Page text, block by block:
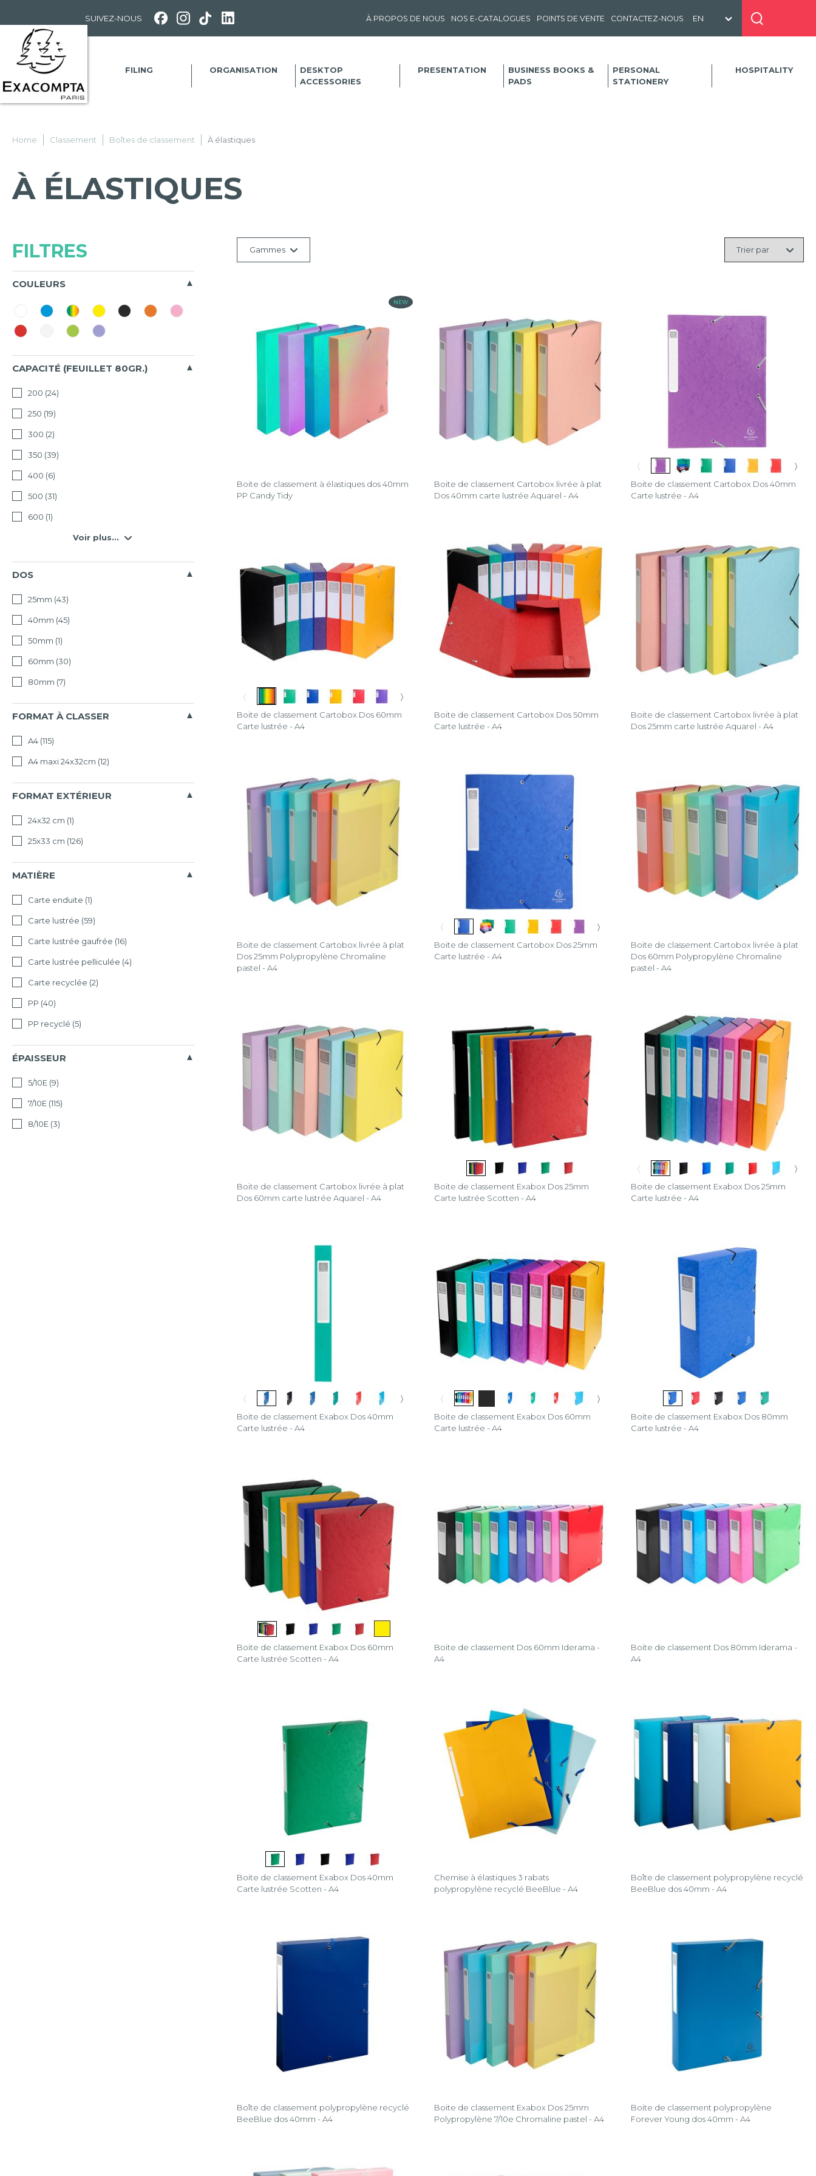
SUIVEZ-NOUS À PROPOS DE NOUS NOS E-CATALOGUES POINTS DE VENTE CONTACTEZ-NOUS
FILING ORGANISATION
DESKTOP
ACCESSORIES
PRESENTATION
BUSINESS BOOKS &
PADS
PERSONAL
STATIONERY
HOSPITALITY
Home Classement Boîtes de classement À élastiques
À ÉLASTIQUES
FILTRES
COULEURS
CAPACITÉ (FEUILLET 80GR.)
200 (24)
250 (19)
300 (2)
350 (39)
400 (6)
500 (31)
600 (1)
Voir plus...
DOS
25mm (43)
40mm (45)
50mm (1)
60mm (30)
80mm (7)
FORMAT À CLASSER
A4 (115)
A4 maxi 24x32cm (12)
FORMAT EXTÉRIEUR
24x32 cm (1)
25x33 cm (126)
MATIÈRE
Carte enduite (1)
Carte lustrée (59)
Carte lustrée gaufrée (16)
Carte lustrée pelliculée (4)
Carte recyclée (2)
PP (40)
PP recyclé (5)
ÉPAISSEUR
5/10E (9)
7/10E (115)
8/10E (3)
Gammes
AutentiK
lustrée
Pastel
Iderama®
Iderama®
PP
Kreacover®
Kréacover
Linicolor®
NeoDeco
Co
Scotten
Teksto
Effacer
sélection
NEW
Boite de classement à élastiques dos 40mm
PP Candy Tidy
Boite de classement Cartobox livrée à plat
Dos 40mm carte lustrée Aquarel - A4
〈
〉
Boite de classement Cartobox Dos 40mm
Carte lustrée - A4
〈
〉
Boite de classement Cartobox Dos 60mm
Carte lustrée - A4
Boite de classement Cartobox Dos 50mm
Carte lustrée - A4
Boite de classement Cartobox livrée à plat
Dos 25mm carte lustrée Aquarel - A4
Boite de classement Cartobox livrée à plat
Dos 25mm Polypropylène Chromaline
pastel - A4
〈
〉
Boite de classement Cartobox Dos 25mm
Carte lustrée - A4
Boite de classement Cartobox livrée à plat
Dos 60mm Polypropylène Chromaline
pastel - A4
Boite de classement Cartobox livrée à plat
Dos 60mm carte lustrée Aquarel - A4
Boite de classement Exabox Dos 25mm
Carte lustrée Scotten - A4
〈
〉
Boite de classement Exabox Dos 25mm
Carte lustrée - A4
〈
〉
Boite de classement Exabox Dos 40mm
Carte lustrée - A4
〈
〉
Boite de classement Exabox Dos 60mm
Carte lustrée - A4
Boite de classement Exabox Dos 80mm
Carte lustrée - A4
Boite de classement Exabox Dos 60mm
Carte lustrée Scotten - A4
Boite de classement Dos 60mm Iderama -
A4
Boite de classement Dos 80mm Iderama -
A4
Boite de classement Exabox Dos 40mm
Carte lustrée Scotten - A4
Chemise à élastiques 3 rabats
polypropylène recyclé BeeBlue - A4
Boîte de classement polypropylène recyclé
BeeBlue dos 40mm - A4
Boîte de classement polypropylène recyclé
BeeBlue dos 40mm - A4
Boite de classement Exabox Dos 25mm
Polypropylène 7/10e Chromaline pastel - A4
Boite de classement polypropylène
Forever Young dos 40mm - A4